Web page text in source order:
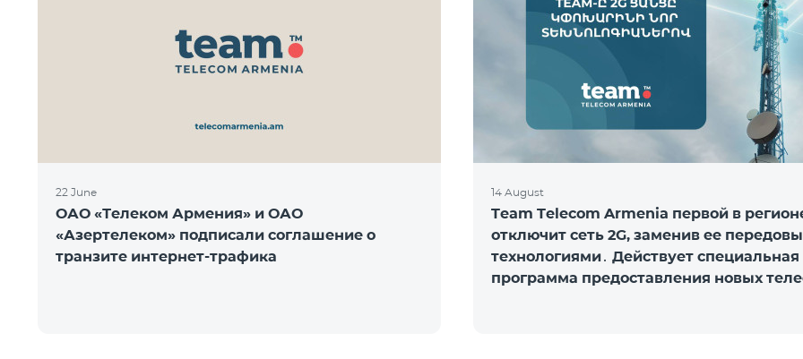
22 June
ОАО «Телеком Армения» и ОАО
«Азертелеком» подписали соглашение о
транзите интернет-трафика
14 August
Team Telecom Armenia первой в
отключит сеть 2G, заменив ее
технологиями․ Действует специальная
программа предоставления новых